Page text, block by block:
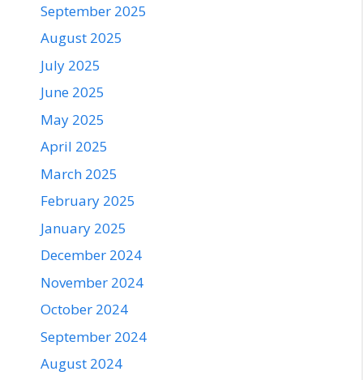
September 2025
August 2025
July 2025
June 2025
May 2025
April 2025
March 2025
February 2025
January 2025
December 2024
November 2024
October 2024
September 2024
August 2024